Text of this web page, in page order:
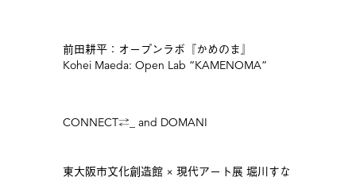
前田耕平：オープンラボ『かめのま』
Kohei Maeda: Open Lab “KAMENOMA”
CONNECT⇄_ and DOMANI
東大阪市文化創造館 × 現代アート展 堀川すな